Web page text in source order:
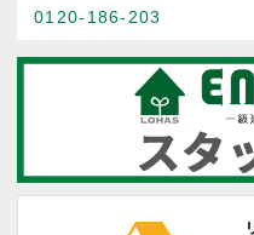
0120-186-203